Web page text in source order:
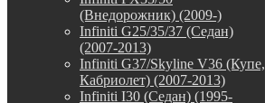
(Внедорожник) (2009-)
Infiniti G25/35/37 (Седан)
(2007-2013)
Infiniti G37/Skyline V36 (Купе,
Кабриолет) (2007-2013)
Infiniti I30 (Седан) (1995-